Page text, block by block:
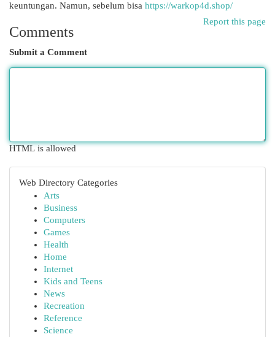
keuntungan. Namun, sebelum bisa https://warkop4d.shop/
Report this page
Comments
Submit a Comment
HTML is allowed
Web Directory Categories
Arts
Business
Computers
Games
Health
Home
Internet
Kids and Teens
News
Recreation
Reference
Science